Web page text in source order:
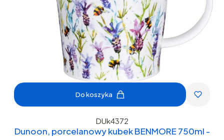
Do koszyka
DUk4372
Dunoon, porcelanowy kubek BENMORE 750ml -